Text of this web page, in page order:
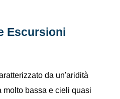
Escursioni
da un'aridità
molto bassa e cieli quasi